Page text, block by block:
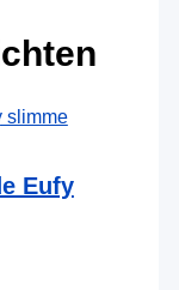
Eufy